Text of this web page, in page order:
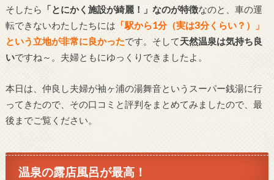
そしたら 「とにかく施設が綺麗！」なのが特徴なのと、車の運
転できないわたしたちには 「駅から1分（実は3分くらい？）」
という立地が非常に良かったです。そして天然温泉は気持ち良
いですね～。夫婦ともにゆっくりできましたよ。
本日は、仲良し夫婦が袖ヶ浦の湯舞音というスーパー銭湯に行
ってきたので、その口コミと評判をまとめてみましたので、最
後までご覧ください。
温泉の露店風呂が最高！